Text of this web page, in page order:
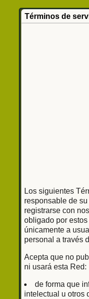
Términos de
Los siguientes
responsable de
registrarse con
obligado por
únicamente a
personal a través
Acepta que no
ni usará esta Red:
de forma que
intelectual u otros